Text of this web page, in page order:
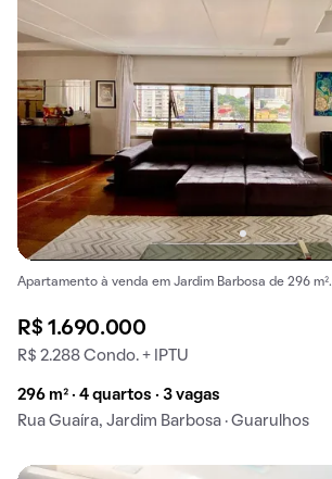
Apartamento à venda em Jardim Barbosa de 296 m².
R$ 1.690.000
R$ 2.288 Condo. + IPTU
296 m² · 4 quartos · 3 vagas
Rua Guaíra, Jardim Barbosa · Guarulhos